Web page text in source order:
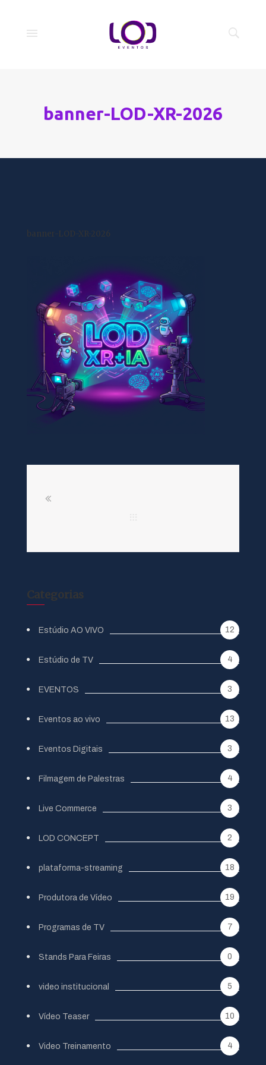
banner-LOD-XR-2026
banner-LOD-XR-2026
Categorias
Estúdio AO VIVO 12
Estúdio de TV 4
EVENTOS 3
Eventos ao vivo 13
Eventos Digitais 3
Filmagem de Palestras 4
Live Commerce 3
LOD CONCEPT 2
plataforma-streaming 18
Produtora de Vídeo 19
Programas de TV 7
Stands Para Feiras 0
video institucional 5
Vídeo Teaser 10
Video Treinamento 4